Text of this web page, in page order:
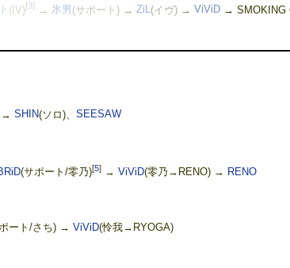
(IV)[3] → 氷男 (サポート)→ ZiL(イヴ)→ ViViD→ SMOKING
→ SHIN(ソロ)、 SEESAW
(サポート/零乃)[5]→ ViViD(零乃→RENO) → RENO
ート/さち) → ViViD(怜我→RYOGA)